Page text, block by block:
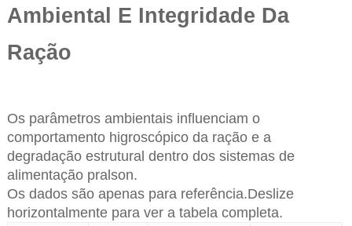
Ambiental E Integridade Da
Ração
Os parâmetros ambientais influenciam o
comportamento higroscópico da ração e a
degradação estrutural dentro dos sistemas de
alimentação pralson.
Os dados são apenas para referência.Deslize
horizontalmente para ver a tabela completa.